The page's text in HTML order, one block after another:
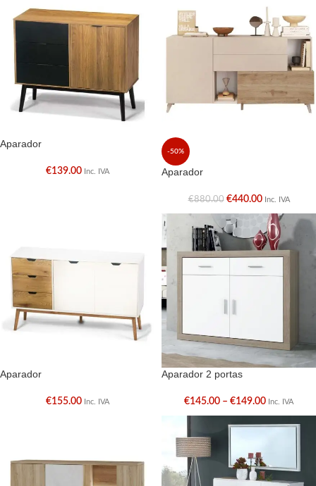
Aparador
€139.00 Inc. IVA
-50%
Aparador
€880.00 €440.00 Inc. IVA
Aparador
€155.00 Inc. IVA
Aparador 2 portas
€145.00 – €149.00 Inc. IVA